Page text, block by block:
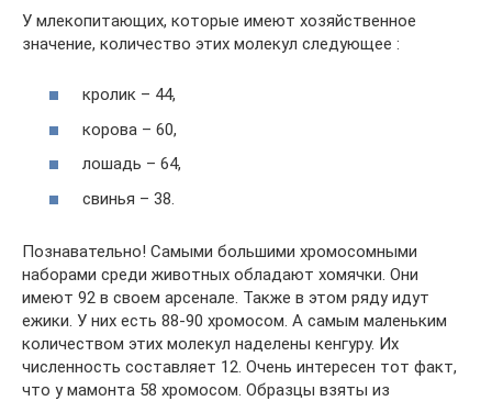
У млекопитающих, которые имеют хозяйственное
значение, количество этих молекул следующее :
кролик – 44,
корова – 60,
лошадь – 64,
свинья – 38.
Познавательно! Самыми большими хромосомными
наборами среди животных обладают хомячки. Они
имеют 92 в своем арсенале. Также в этом ряду идут
ежики. У них есть 88-90 хромосом. А самым маленьким
количеством этих молекул наделены кенгуру. Их
численность составляет 12. Очень интересен тот факт,
что у мамонта 58 хромосом. Образцы взяты из